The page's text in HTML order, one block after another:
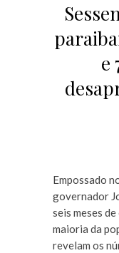
e
Empossado
governador
seis meses
maioria da
revelam os